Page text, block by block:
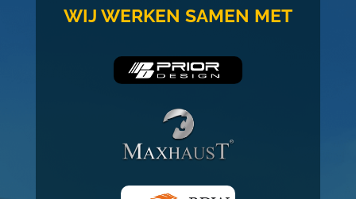
WIJ WERKEN SAMEN MET